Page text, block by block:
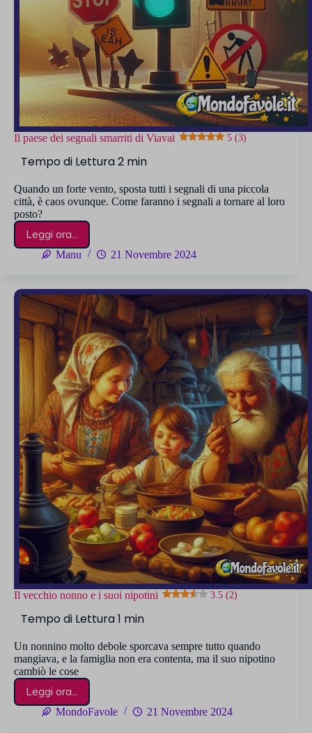
Il paese dei segnali smarriti di Viavai 5 (3)
Quando un forte vento, sposta tutti i segnali di una piccola
città, è caos ovunque. Come faranno i segnali a tornare al loro
posto?
Leggi ora...
Il
paese
smarriti
di
Viavai
5 (3)
Manu 21 Novembre 2024
Il vecchio nonno e i suoi nipotini 3.5 (2)
Un nonnino molto debole sporcava sempre tutto quando
mangiava, e la famiglia non era contenta, ma il suo nipotino
cambiò le cose
Leggi ora...
Il
vecchio
MondoFavole 21 Novembre 2024